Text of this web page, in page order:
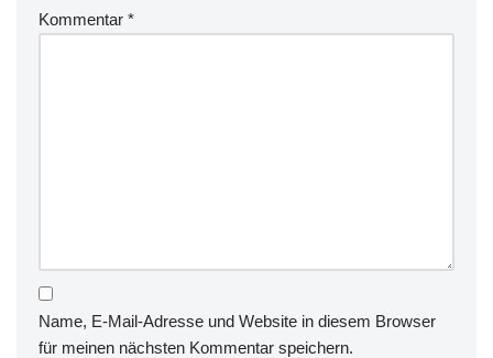
Kommentar *
Name, E-Mail-Adresse und Website in diesem Browser
für meinen nächsten Kommentar speichern.